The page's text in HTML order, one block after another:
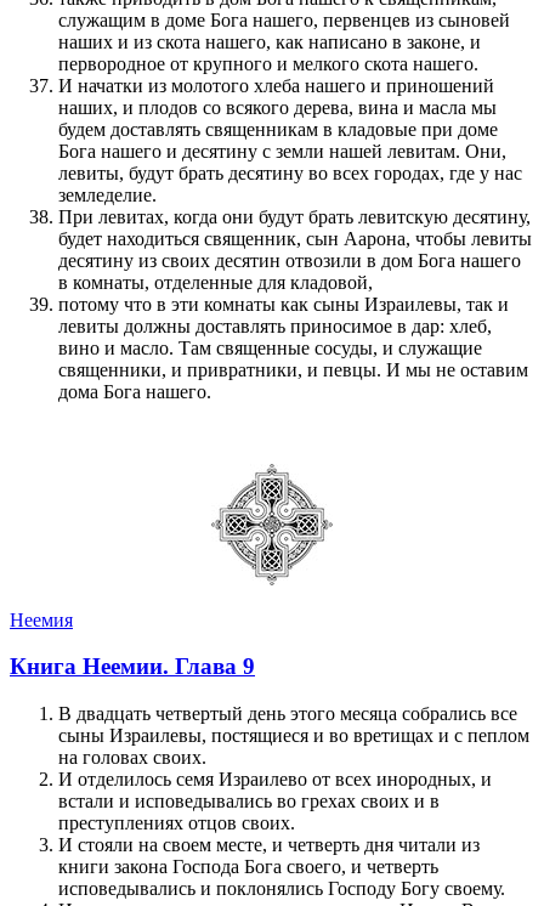
служащим в доме Бога нашего, первенцев из сыновей
наших и из скота нашего, как написано в законе, и
первородное от крупного и мелкого скота нашего.
И начатки из молотого хлеба нашего и приношений
наших, и плодов со всякого дерева, вина и масла мы
будем доставлять священникам в кладовые при доме
Бога нашего и десятину с земли нашей левитам. Они,
левиты, будут брать десятину во всех городах, где у нас
земледелие.
При левитах, когда они будут брать левитскую десятину,
будет находиться священник, сын Аарона, чтобы левиты
десятину из своих десятин отвозили в дом Бога нашего
в комнаты, отделенные для кладовой,
потому что в эти комнаты как сыны Израилевы, так и
левиты должны доставлять приносимое в дар: хлеб,
вино и масло. Там священные сосуды, и служащие
священники, и привратники, и певцы. И мы не оставим
дома Бога нашего.
Неемия
Книга Неемии. Глава 9
В двадцать четвертый день этого месяца собрались все
сыны Израилевы, постящиеся и во вретищах и с пеплом
на головах своих.
И отделилось семя Израилево от всех инородных, и
встали и исповедывались во грехах своих и в
преступлениях отцов своих.
И стояли на своем месте, и четверть дня читали из
книги закона Господа Бога своего, и четверть
исповедывались и поклонялись Господу Богу своему.